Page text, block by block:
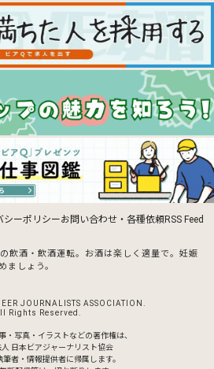
シーポリシーお問い合わせ・各種依頼RSS Feed
飲酒・飲酒運転。お酒は楽しく適量で。 妊娠
ましょう。
JOURNALISTS ASSOCIATION.
Rights Reserved.
・写真・イラストなどの著作権は、
日本ビアジャーナリスト協会
筆者・情報提供者に帰属します。